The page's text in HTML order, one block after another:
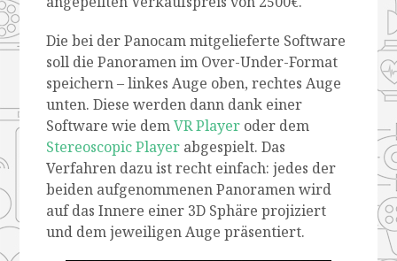
Die bei der Panocam mitgelieferte Software
soll die Panoramen im Over-Under-Format
speichern – linkes Auge oben, rechtes Auge
unten. Diese werden dann dank einer
Software wie demVR Player oder dem
Stereoscopic Player abgespielt. Das
Verfahren dazu ist recht einfach: jedes der
beiden aufgenommenen Panoramen wird
auf das Innere einer 3D Sphäre projiziert
und dem jeweiligen Auge präsentiert.